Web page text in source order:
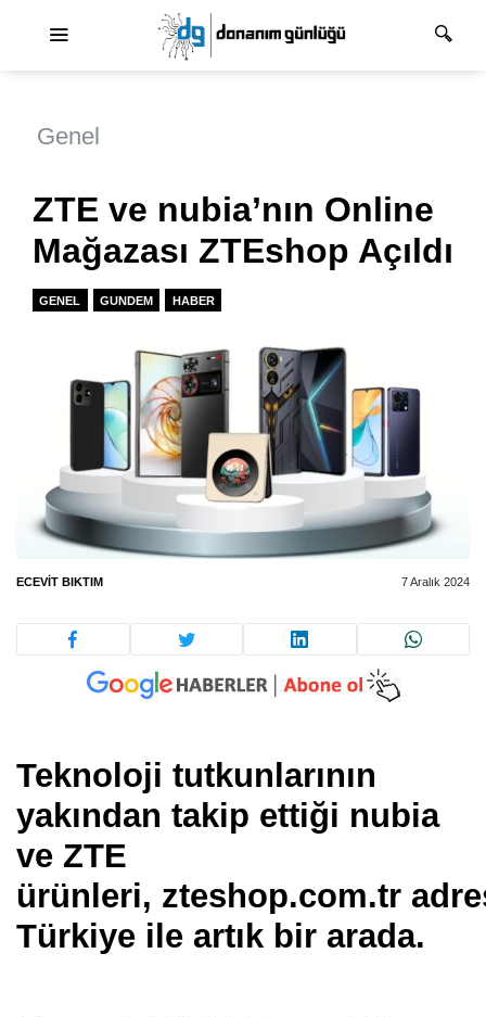
Genel
ZTE ve nubia’nın Online
Mağazası ZTEshop Açıldı
GENEL GUNDEM HABER
ECEVIT BIKTIM 7 Aralık 2024
Teknoloji tutkunlarının
yakından takip ettiği nubia
ve ZTE
ürünleri, zteshop.com.tr
Türkiye ile artık bir arada.